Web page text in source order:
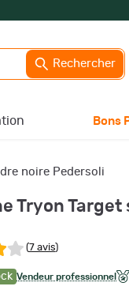
Rechercher
Bons
noire Pedersoli
Tryon
(7 avis)
Vendeur professionnel